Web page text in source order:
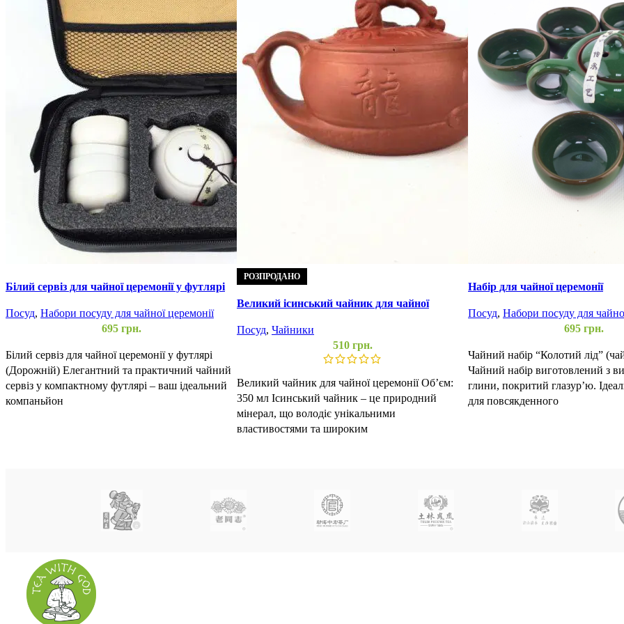
Білий сервіз для чайної церемонії у футлярі
Посуд, Набори посуду для чайної церемонії
695грн.
Білий сервіз для чайної церемонії у футлярі
(Дорожній) Елегантний та практичний чайний
сервіз у компактному футлярі – ваш ідеальний
компаньйон
РОЗПРОДАНО
Великий ісинський чайник для чайної
Посуд, Чайники
510грн.
Великий чайник для чайної церемонії Об’єм:
350 мл Ісинський чайник – це природний
мінерал, що володіє унікальними
властивостями та широким
Набір для чайної церемонії
Посуд, Набори посуду для
695грн.
Чайний набір “Колотий лід”
Чайний набір виготовлений з
глини, покритий глазур’ю.
для повсякденного